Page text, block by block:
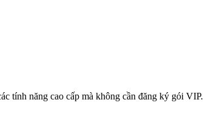
tính năng cao cấp mà không cần đăng ký gói VIP.